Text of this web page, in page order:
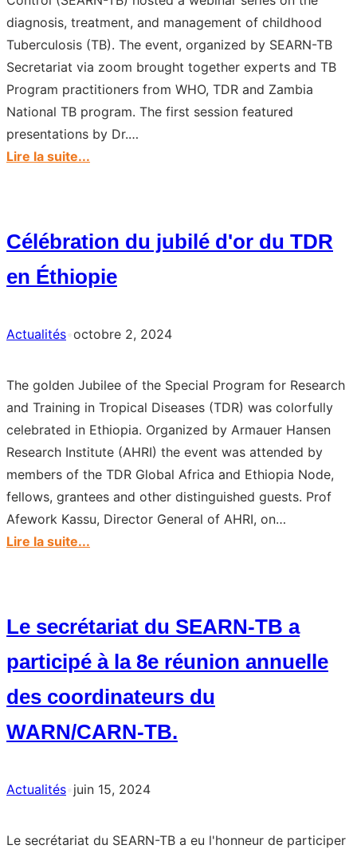
diagnosis, treatment, and management of childhood
Tuberculosis (TB). The event, organized by SEARN-TB
Secretariat via zoom brought together experts and TB
Program practitioners from WHO, TDR and Zambia
National TB program. The first session featured
presentations by Dr.…
Lire la suite...
Webinar
on
Childhood
Diagnosis
Treatment
Célébration du jubilé d'or du TDR
en Éthiopie
Actualités octobre 2, 2024
The golden Jubilee of the Special Program for Research
and Training in Tropical Diseases (TDR) was colorfully
celebrated in Ethiopia. Organized by Armauer Hansen
Research Institute (AHRI) the event was attended by
members of the TDR Global Africa and Ethiopia Node,
fellows, grantees and other distinguished guests. Prof
Afework Kassu, Director General of AHRI, on…
Lire la suite...
of
TDR
held
in
Le secrétariat du SEARN-TB a
participé à la 8e réunion annuelle
des coordinateurs du
WARN/CARN-TB.
Actualités juin 15, 2024
Le secrétariat du SEARN-TB a eu l'honneur de participer